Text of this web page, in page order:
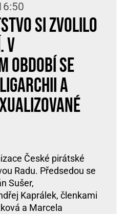
si zvolilo
V
období se
a
České pirátské
Radu. Předsedou se
Sušer,
Kaprálek, členkami
a Marcela